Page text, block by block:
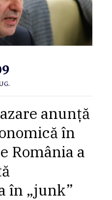
anunță
în
România a
în „junk”